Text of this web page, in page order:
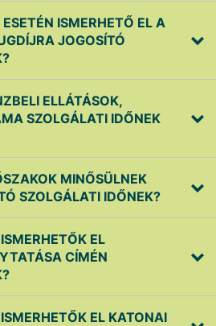
ISMERHETŐ EL A
JOGOSÍTÓ
ELLÁTÁSOK,
SZOLGÁLATI IDŐNEK
MINŐSÜLNEK
SZOLGÁLATI IDŐNEK?
EL
CÍMÉN
EL KATONAI